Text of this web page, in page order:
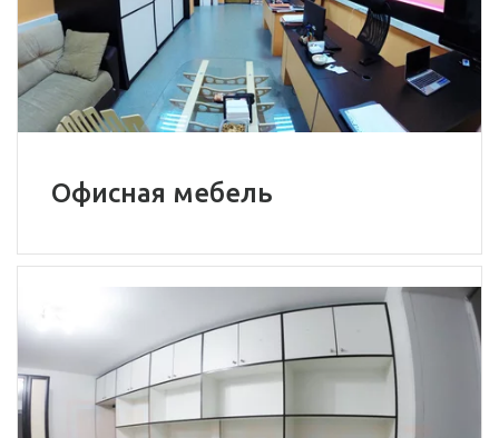
Офисная мебель